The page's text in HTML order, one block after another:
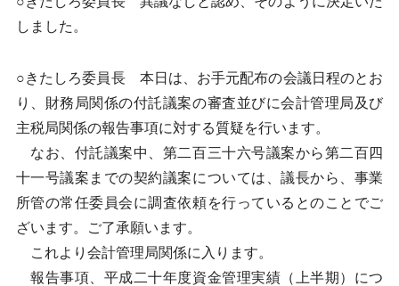
しました。
○きたしろ委員長 本日は、お手元配布の会議日程のとお
り、財務局関係の付託議案の審査並びに会計管理局及び
主税局関係の報告事項に対する質疑を行います。
なお、付託議案中、第二百三十六号議案から第二百四
十一号議案までの契約議案については、議長から、事業
所管の常任委員会に調査依頼を行っているとのことでご
ざいます。ご了承願います。
これより会計管理局関係に入ります。
報告事項、平成二十年度資金管理実績（上半期）につ